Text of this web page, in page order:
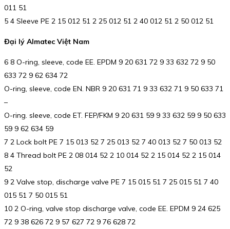
011 51
5 4 Sleeve PE 2 15 012 51 2 25 012 51 2 40 012 51 2 50 012 51
Đại lý Almatec Việt Nam
6 8 O-ring, sleeve, code EE. EPDM 9 20 631 72 9 33 632 72 9 50
633 72 9 62 634 72
O-ring, sleeve, code EN. NBR 9 20 631 71 9 33 632 71 9 50 633 71
–
O-ring. sleeve, code ET. FEP/FKM 9 20 631 59 9 33 632 59 9 50 633
59 9 62 634 59
7 2 Lock bolt PE 7 15 013 52 7 25 013 52 7 40 013 52 7 50 013 52
8 4 Thread bolt PE 2 08 014 52 2 10 014 52 2 15 014 52 2 15 014
52
9 2 Valve stop, discharge valve PE 7 15 015 51 7 25 015 51 7 40
015 51 7 50 015 51
10 2 O-ring, valve stop discharge valve, code EE. EPDM 9 24 625
72 9 38 626 72 9 57 627 72 9 76 628 72